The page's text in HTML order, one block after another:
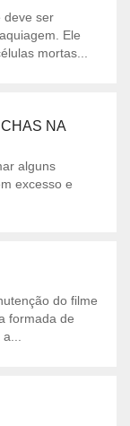
deve ser
Ele
mortas...
NA
alguns
excesso e
do filme
formada de